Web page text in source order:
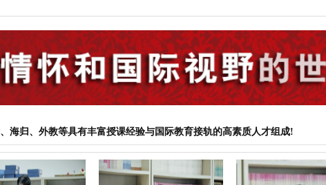
海归、外教等具有丰富授课经验与国际教育接轨的高素质人才组成!